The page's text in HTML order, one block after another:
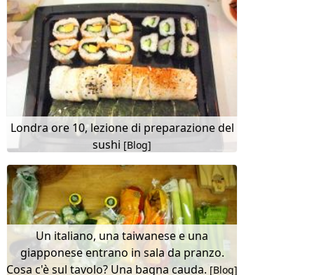
Londra ore 10, lezione di preparazione del
sushi [Blog]
Un italiano, una taiwanese e una
giapponese entrano in sala da pranzo.
Cosa c'è sul tavolo? Una bagna cauda. [Blog]